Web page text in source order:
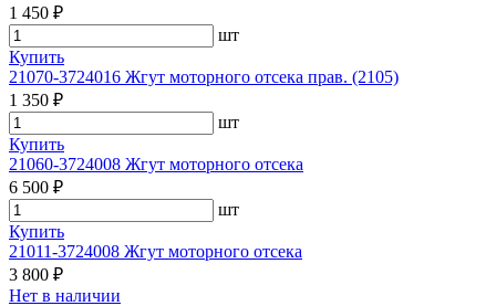
1 450 ₽
шт
Купить
21070-3724016 Жгут моторного отсека прав. (2105)
1 350 ₽
шт
Купить
21060-3724008 Жгут моторного отсека
6 500 ₽
шт
Купить
21011-3724008 Жгут моторного отсека
3 800 ₽
Нет в наличии